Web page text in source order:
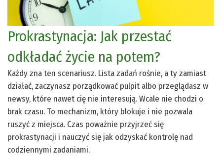
Prokrastynacja: Jak przestać
odkładać życie na potem?
Każdy zna ten scenariusz. Lista zadań rośnie, a ty zamiast
działać, zaczynasz porządkować pulpit albo przeglądasz w
newsy, które nawet cię nie interesują. Wcale nie chodzi o
brak czasu. To mechanizm, który blokuje i nie pozwala
ruszyć z miejsca. Czas poważnie przyjrzeć się
prokrastynacji i nauczyć się jak odzyskać kontrolę nad
codziennymi zadaniami.